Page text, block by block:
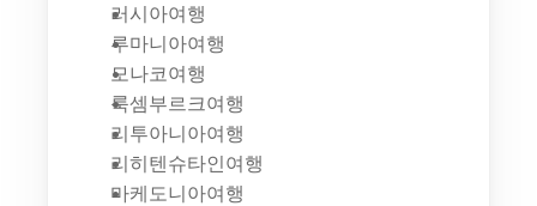
러시아여행
루마니아여행
모나코여행
룩셈부르크여행
리투아니아여행
리히텐슈타인여행
마케도니아여행